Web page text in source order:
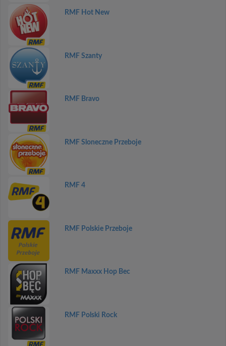
RMF Hot New
RMF Szanty
RMF Bravo
RMF Sloneczne Przeboje
RMF 4
RMF Polskie Przeboje
RMF Maxxx Hop Bec
RMF Polski Rock